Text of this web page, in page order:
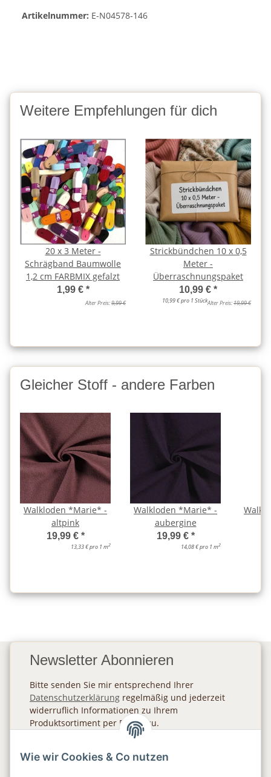
Artikelnummer: E-N04578-146
Weitere Empfehlungen für dich
20 x 3 Meter -
Schrägband Baumwolle
1,2 cm FARBMIX gefalzt
1,99 € *
Alter Preis:9,99 €
Strickbündchen 10 x 0,5
Meter -
Überraschnungspaket
10,99 € *
10,99 € pro 1 StückAlter Preis:19,99 €
Gleicher Stoff - andere Farben
Walkloden *Marie* -
altpink
19,99 € *
13,33 € pro 1 m2
Walkloden *Marie* -
aubergine
19,99 € *
14,08 € pro 1 m2
Newsletter Abonnieren
Bitte senden Sie mir entsprechend Ihrer
Datenschutzerklärung regelmäßig und jederzeit
widerruflich Informationen zu Ihrem
Produktsortiment per E-Mail zu.
Wie wir Cookies & Co nutzen